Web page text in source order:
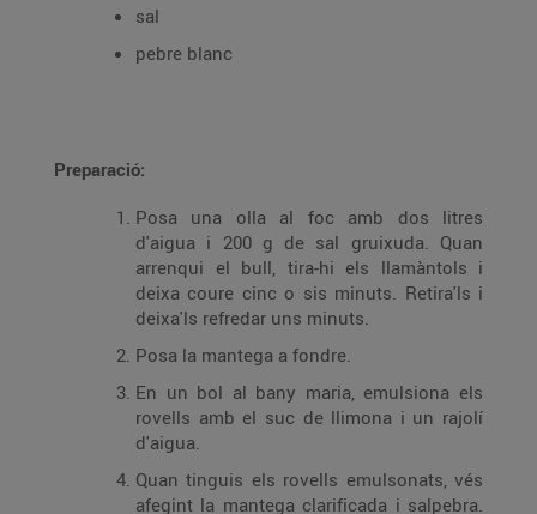
sal
pebre blanc
Preparació:
Posa una olla al foc amb dos litres
d'aigua i 200 g de sal gruixuda. Quan
arrenqui el bull, tira-hi els llamàntols i
deixa coure cinc o sis minuts. Retira'ls i
deixa'ls refredar uns minuts.
Posa la mantega a fondre.
En un bol al bany maria, emulsiona els
rovells amb el suc de llimona i un rajolí
d'aigua.
Quan tinguis els rovells emulsonats, vés
afegint la mantega clarificada i salpebra.